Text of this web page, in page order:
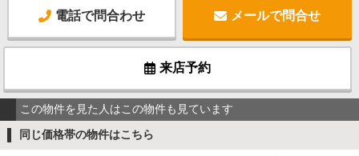
電話で問合わせ メールで問合せ
来店予約
この物件を見た人はこの物件も見ています
同じ価格帯の物件はこちら